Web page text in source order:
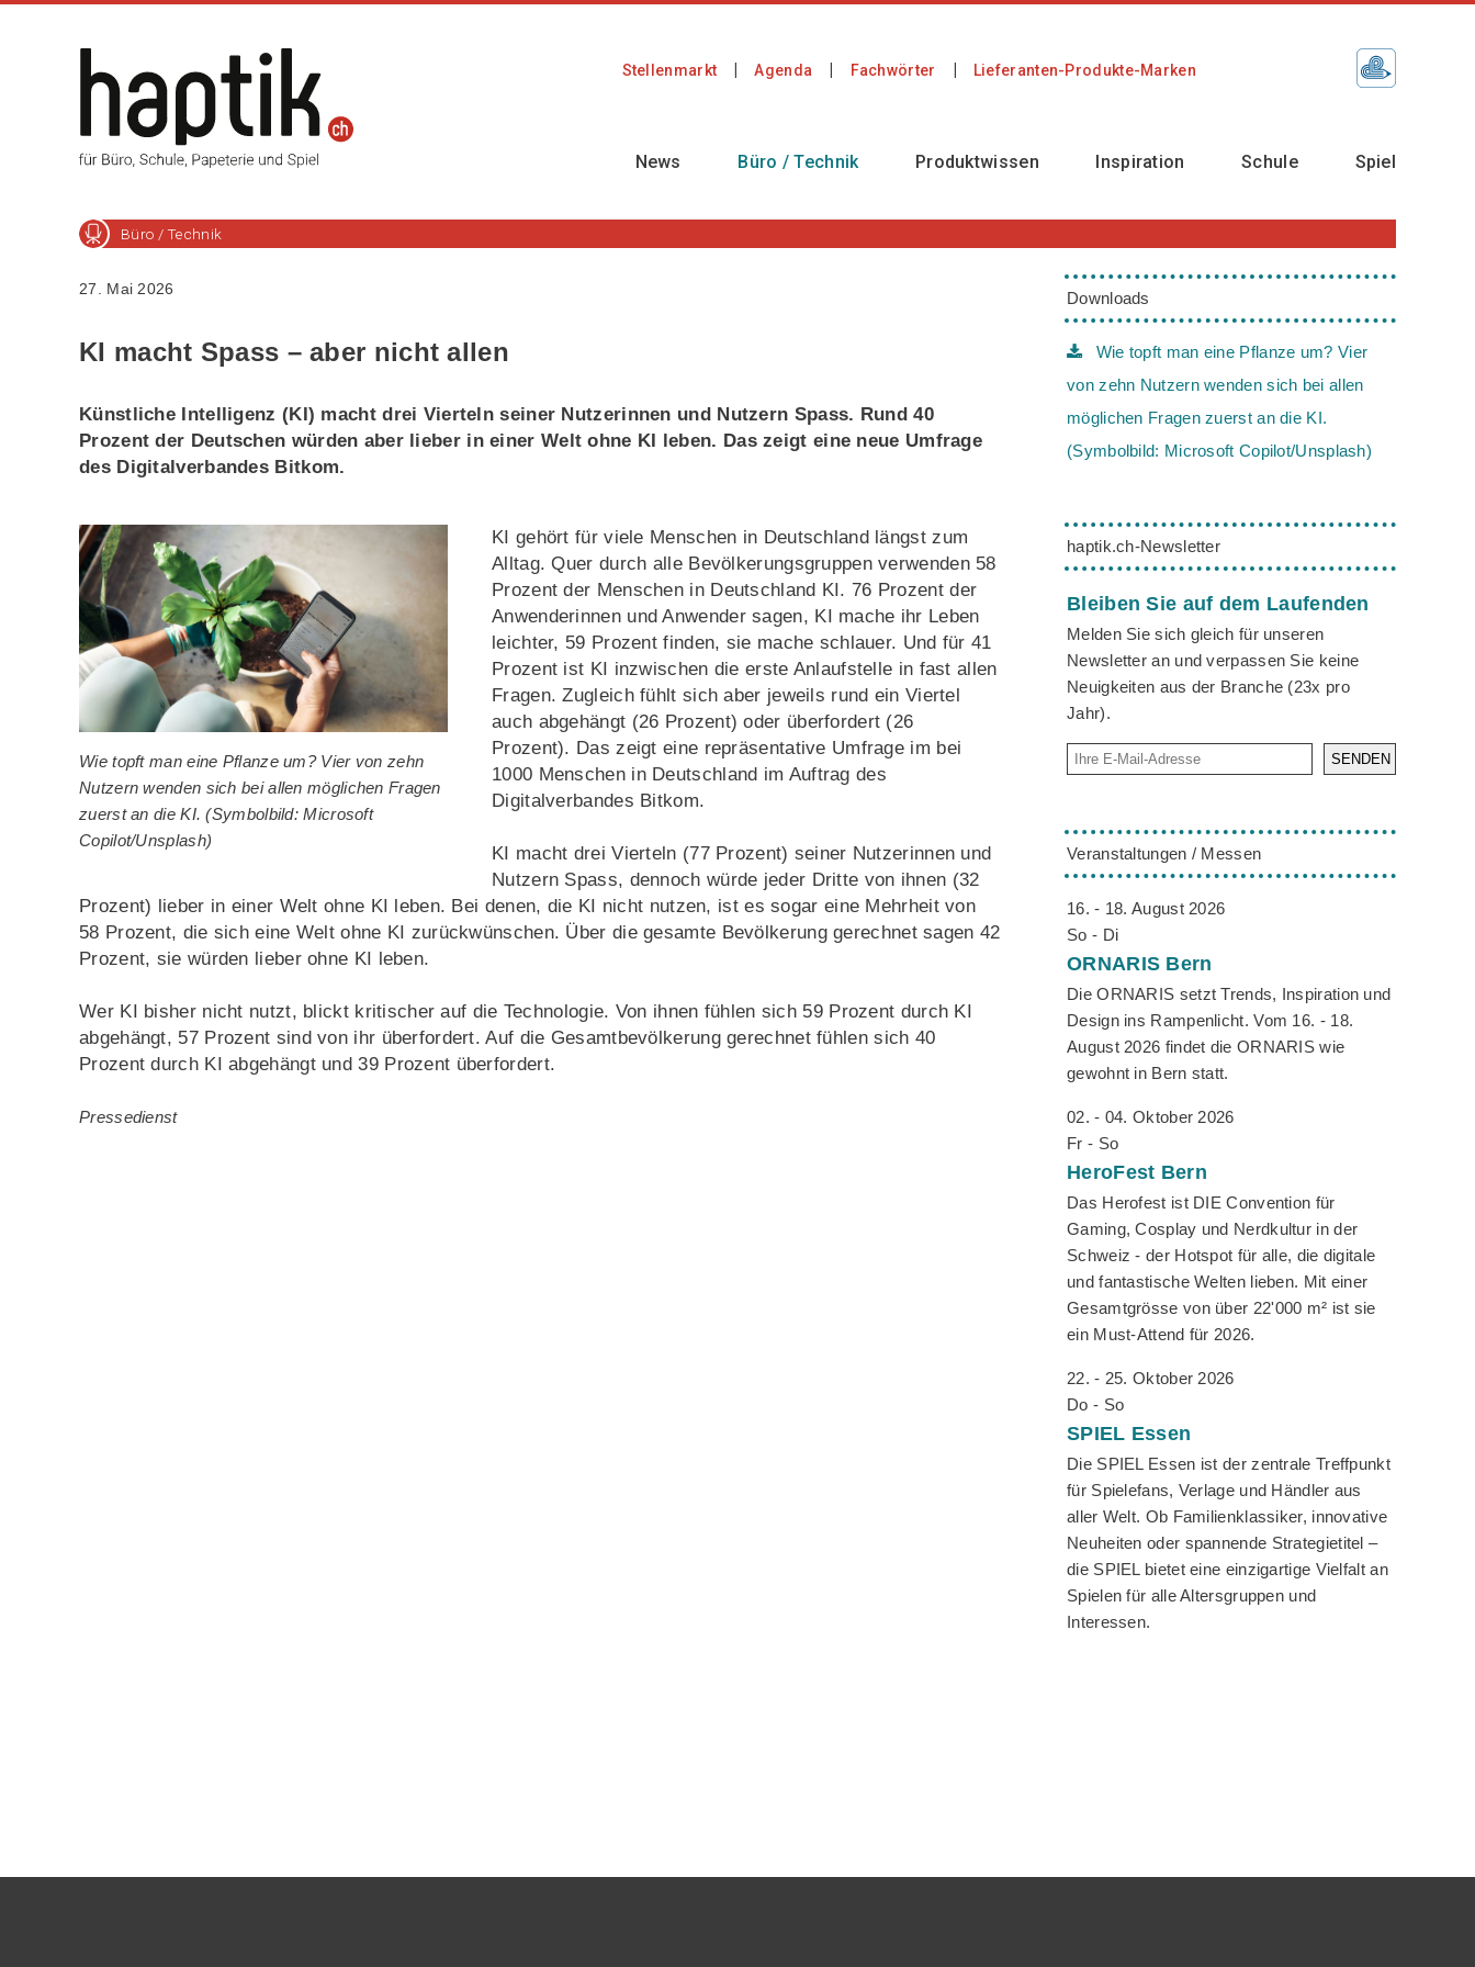
Stellenmarkt Agenda Fachwörter Lieferanten-Produkte-Marken
News Büro / Technik Produktwissen Inspiration Schule Spiel
Büro / Technik
27. Mai 2026
KI macht Spass – aber nicht allen
Künstliche Intelligenz (KI) macht drei Vierteln seiner Nutzerinnen und Nutzern Spass. Rund 40
Prozent der Deutschen würden aber lieber in einer Welt ohne KI leben. Das zeigt eine neue Umfrage
des Digitalverbandes Bitkom.
Wie topft man eine Pflanze um? Vier von zehn
Nutzern wenden sich bei allen möglichen Fragen
zuerst an die KI. (Symbolbild: Microsoft
Copilot/Unsplash)
KI gehört für viele Menschen in Deutschland längst zum
Alltag. Quer durch alle Bevölkerungsgruppen verwenden 58
Prozent der Menschen in Deutschland KI. 76 Prozent der
Anwenderinnen und Anwender sagen, KI mache ihr Leben
leichter, 59 Prozent finden, sie mache schlauer. Und für 41
Prozent ist KI inzwischen die erste Anlaufstelle in fast allen
Fragen. Zugleich fühlt sich aber jeweils rund ein Viertel
auch abgehängt (26 Prozent) oder überfordert (26
Prozent). Das zeigt eine repräsentative Umfrage im bei
1000 Menschen in Deutschland im Auftrag des
Digitalverbandes Bitkom.
KI macht drei Vierteln (77 Prozent) seiner Nutzerinnen und
Nutzern Spass, dennoch würde jeder Dritte von ihnen (32
Prozent) lieber in einer Welt ohne KI leben. Bei denen, die KI nicht nutzen, ist es sogar eine Mehrheit von
58 Prozent, die sich eine Welt ohne KI zurückwünschen. Über die gesamte Bevölkerung gerechnet sagen 42
Prozent, sie würden lieber ohne KI leben.
Wer KI bisher nicht nutzt, blickt kritischer auf die Technologie. Von ihnen fühlen sich 59 Prozent durch KI
abgehängt, 57 Prozent sind von ihr überfordert. Auf die Gesamtbevölkerung gerechnet fühlen sich 40
Prozent durch KI abgehängt und 39 Prozent überfordert.
Pressedienst
Downloads
Wie topft man eine Pflanze um? Vier
von zehn Nutzern wenden sich bei allen
möglichen Fragen zuerst an die KI.
(Symbolbild: Microsoft Copilot/Unsplash)
haptik.ch-Newsletter
Bleiben Sie auf dem Laufenden
Melden Sie sich gleich für unseren
Newsletter an und verpassen Sie keine
Neuigkeiten aus der Branche (23x pro
Jahr).
SENDEN
Veranstaltungen / Messen
16. - 18. August 2026
So - Di
ORNARIS Bern
Die ORNARIS setzt Trends, Inspiration und
Design ins Rampenlicht. Vom 16. - 18.
August 2026 findet die ORNARIS wie
gewohnt in Bern statt.
02. - 04. Oktober 2026
Fr - So
HeroFest Bern
Das Herofest ist DIE Convention für
Gaming, Cosplay und Nerdkultur in der
Schweiz - der Hotspot für alle, die digitale
und fantastische Welten lieben. Mit einer
Gesamtgrösse von über 22'000 m² ist sie
ein Must-Attend für 2026.
22. - 25. Oktober 2026
Do - So
SPIEL Essen
Die SPIEL Essen ist der zentrale Treffpunkt
für Spielefans, Verlage und Händler aus
aller Welt. Ob Familienklassiker, innovative
Neuheiten oder spannende Strategietitel –
die SPIEL bietet eine einzigartige Vielfalt an
Spielen für alle Altersgruppen und
Interessen.